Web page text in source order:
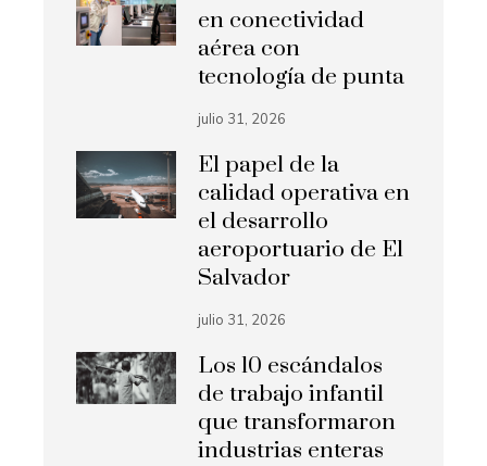
en conectividad
aérea con
tecnología de punta
julio 31, 2026
El papel de la
calidad operativa en
el desarrollo
aeroportuario de El
Salvador
julio 31, 2026
Los 10 escándalos
de trabajo infantil
que transformaron
industrias enteras